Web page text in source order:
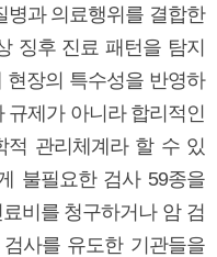
병과 의료행위를 결합한
징후 진료 패턴을 탐지
장의 특수성을 반영하
규제가 아니라 합리적인
적 관리체계라 할 수 있
불필요한 검사 59종을
비를 청구하거나 암 검
검사를 유도한 기관들을